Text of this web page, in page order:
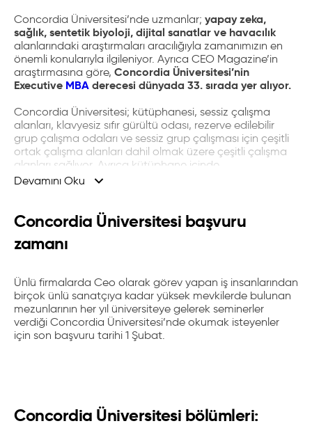
Concordia Üniversitesi’nde uzmanlar; yapay zeka,
sağlık, sentetik biyoloji, dijital sanatlar ve havacılık
alanlarındaki araştırmaları aracılığıyla zamanımızın en
önemli konularıyla ilgileniyor. Ayrıca CEO Magazine’in
araştırmasına göre, Concordia Üniversitesi’nin
Executive MBAderecesi dünyada 33. sırada yer alıyor.
Concordia Üniversitesi; kütüphanesi, sessiz çalışma
alanları, klavyesiz sıfır gürültü odası, rezerve edilebilir
grup çalışma odaları ve sessiz grup çalışması için çeşitli
ortak çalışma alanları dahil olmak üzere çeşitli çalışma
alanları sağlıyor. Ayrıca kütüphane içinde,
deneyimleyerek ve bilginizi başkalarıyla paylaşarak
Concordia Üniversitesi sertifikabölümleri; bilgisayar
programlama, veri bilimi ve yapay zeka, dijital
Concordia Üniversitesi sertifika bölümleri, kariyerinize hızlı
bir başlangıç fırsatı sunuyor.
Öğrenci evleri, spor tesisleri, kütüphane, kafe alanları,
sanat merkezleri ve büyük park alanları ile sınırsız fırsatlar
girilir?” diye merak ediyorsanız, Concordia Üniversitesi
Devamını Oku
Concordia Üniversitesi başvuru
zamanı
Ünlü firmalarda Ceo olarak görev yapan iş insanlarından
birçok ünlü sanatçıya kadar yüksek mevkilerde bulunan
mezunlarının her yıl üniversiteye gelerek seminerler
verdiği Concordia Üniversitesi’nde okumak isteyenler
için son başvuru tarihi 1 Şubat.
Concordia Üniversitesi bölümleri: